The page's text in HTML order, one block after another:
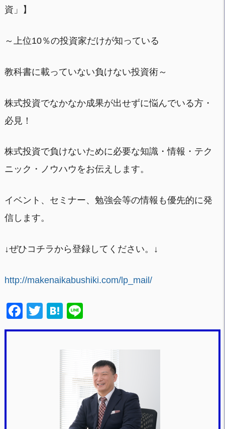
資」】
～上位10％の投資家だけが知っている
教科書に載っていない負けない投資術～
株式投資でなかなか成果が出せずに悩んでいる方・
必見！
株式投資で負けないために必要な知識・情報・テク
ニック・ノウハウをお伝えします。
イベント、セミナー、勉強会等の情報も優先的に発
信します。
↓ぜひコチラから登録してください。↓
http://makenaikabushiki.com/lp_mail/
F
a
T
wi
H
at
n
a
n